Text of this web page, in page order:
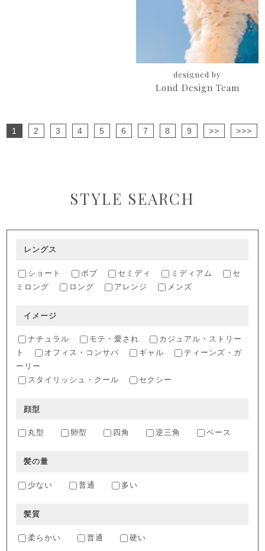
designed by
Lond Design Team
1 2 3 4 5 6 7 8 9 >> >>>
STYLE SEARCH
レングス
ショート ボブ セミディ ミディアム
セ
ミロング
ロング アレンジ メンズ
イメージ
ナチュラル モテ・愛され
カジュアル・ストリー
ト
オフィス・コンサバ ギャル
ティーンズ・ガ
ーリー
スタイリッシュ・クール
セクシー
顔型
丸型 卵型 四角 逆三角 ベース
髪の量
少ない 普通 多い
髪質
柔らかい 普通 硬い